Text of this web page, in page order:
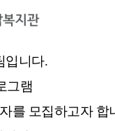
입니다.
그램
를 모집하고자 합